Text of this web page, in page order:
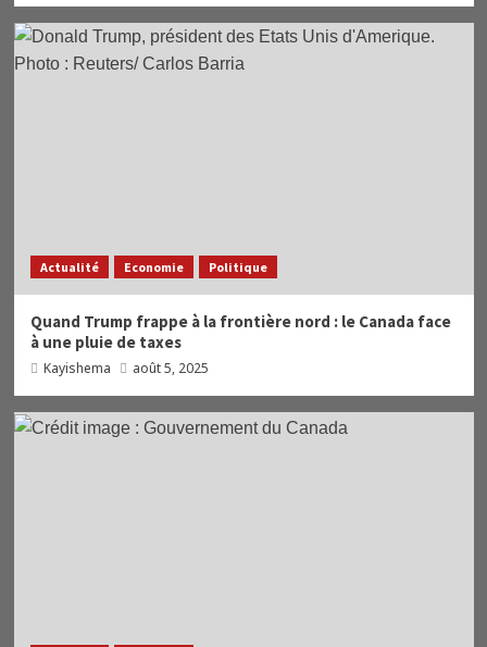
Actualité Economie Politique
Quand Trump frappe à la frontière nord : le Canada face
à une pluie de taxes
Kayishema août 5, 2025